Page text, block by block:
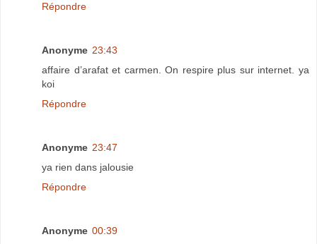
Répondre
Anonyme 23:43
affaire d’arafat et carmen. On respire plus sur internet. ya
koi
Répondre
Anonyme 23:47
ya rien dans jalousie
Répondre
Anonyme 00:39